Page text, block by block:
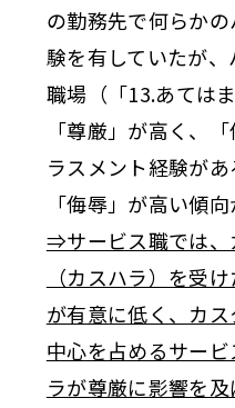
の勤務先で何らか
験を有していたが
職場（「13.あては
「尊厳」が高く、
ラスメント経験があ
「侮辱」が高い傾
⇒サービス職では、
（カスハラ）を受
が有意に低く、カ
中心を占めるサー
ラが尊厳に影響を及